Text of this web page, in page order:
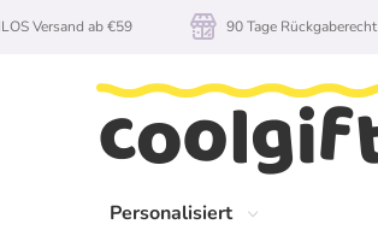
Personalisiert
Versand ab €59 90 Tage Rückgaberecht